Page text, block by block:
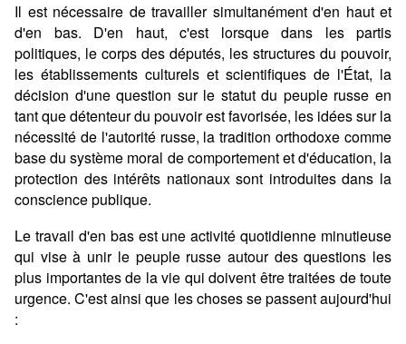
Il est nécessaire de travailler simultanément d'en haut et
d'en bas. D'en haut, c'est lorsque dans les partis
politiques, le corps des députés, les structures du pouvoir,
les établissements culturels et scientifiques de l'État, la
décision d'une question sur le statut du peuple russe en
tant que détenteur du pouvoir est favorisée, les idées sur la
nécessité de l'autorité russe, la tradition orthodoxe comme
base du système moral de comportement et d'éducation, la
protection des intérêts nationaux sont introduites dans la
conscience publique.
Le travail d'en bas est une activité quotidienne minutieuse
qui vise à unir le peuple russe autour des questions les
plus importantes de la vie qui doivent être traitées de toute
urgence. C'est ainsi que les choses se passent aujourd'hui
: